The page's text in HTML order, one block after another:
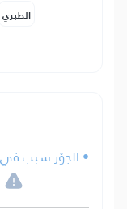
الطبري
• الجَوْر سبب في